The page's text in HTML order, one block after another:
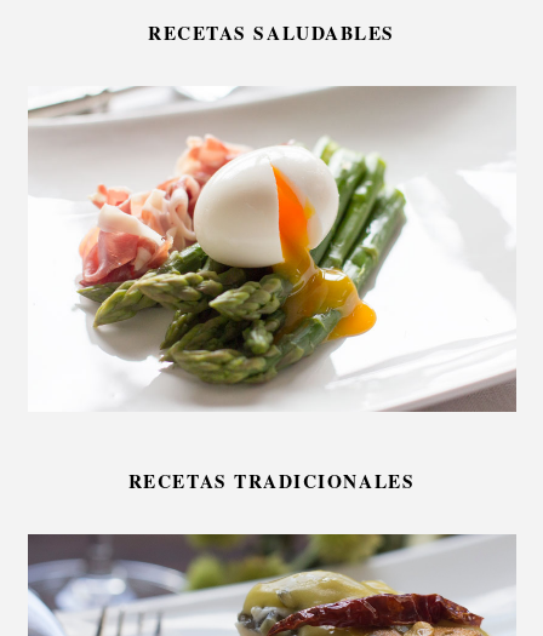
RECETAS SALUDABLES
RECETAS TRADICIONALES